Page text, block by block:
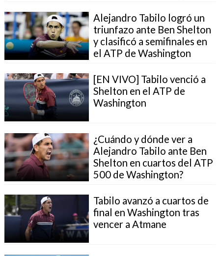
Alejandro Tabilo logró un
triunfazo ante Ben Shelton
y clasificó a semifinales en
el ATP de Washington
[EN VIVO] Tabilo venció a
Shelton en el ATP de
Washington
¿Cuándo y dónde ver a
Alejandro Tabilo ante Ben
Shelton en cuartos del ATP
500 de Washington?
Tabilo avanzó a cuartos de
final en Washington tras
vencer a Atmane